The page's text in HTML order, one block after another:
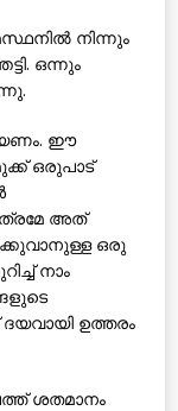
നിന്നും
ഒന്നും
ഈ
ഒരുപാട്
അത്
ഒരു
നാം
ഉത്തരം
ശതമാനം